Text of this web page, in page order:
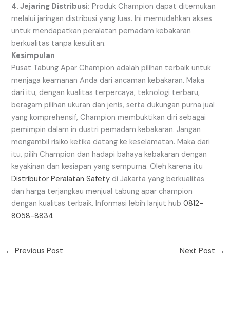
4. Jejaring Distribusi: Produk Champion dapat ditemukan
melalui jaringan distribusi yang luas. Ini memudahkan akses
untuk mendapatkan peralatan pemadam kebakaran
berkualitas tanpa kesulitan.
Kesimpulan
Pusat Tabung Apar Champion adalah pilihan terbaik untuk
menjaga keamanan Anda dari ancaman kebakaran. Maka
dari itu, dengan kualitas terpercaya, teknologi terbaru,
beragam pilihan ukuran dan jenis, serta dukungan purna jual
yang komprehensif, Champion membuktikan diri sebagai
pemimpin dalam in dustri pemadam kebakaran. Jangan
mengambil risiko ketika datang ke keselamatan. Maka dari
itu, pilih Champion dan hadapi bahaya kebakaran dengan
keyakinan dan kesiapan yang sempurna. Oleh karena itu
Distributor Peralatan Safety di Jakarta yang berkualitas
dan harga terjangkau menjual tabung apar champion
dengan kualitas terbaik. Informasi lebih lanjut hub0812-
8058-8834
← Previous Post Next Post →